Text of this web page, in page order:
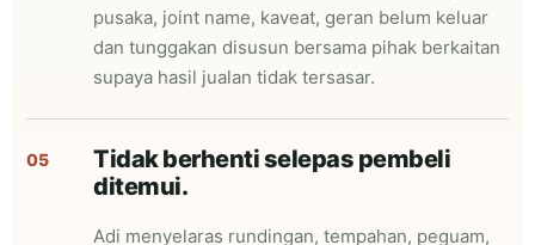
pusaka, joint name, kaveat, geran belum keluar
dan tunggakan disusun bersama pihak berkaitan
supaya hasil jualan tidak tersasar.
05
Tidak berhenti selepas pembeli
ditemui.
Adi menyelaras rundingan, tempahan, peguam,